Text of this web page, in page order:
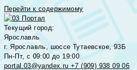
Перейти к содержимому
Текущий город:
Ярославль
г. Ярославль, шоссе Тутаевское, 93Б
Пн-Пт, с 09:00 до 19:00
portal.03@yandex.ru +7 (909) 938 09 06